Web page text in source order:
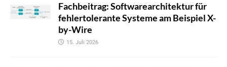
Fachbeitrag: Softwarearchitektur für
fehlertolerante Systeme am Beispiel X-
by-Wire
15. Juli 2026